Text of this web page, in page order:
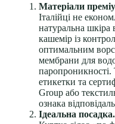
Матеріали
Італійці не
натуральна шкіра
кашемір із
оптимальним
мембрани для
паропроникності.
етикетки та
Group або
ознака
Ідеальна посадка.